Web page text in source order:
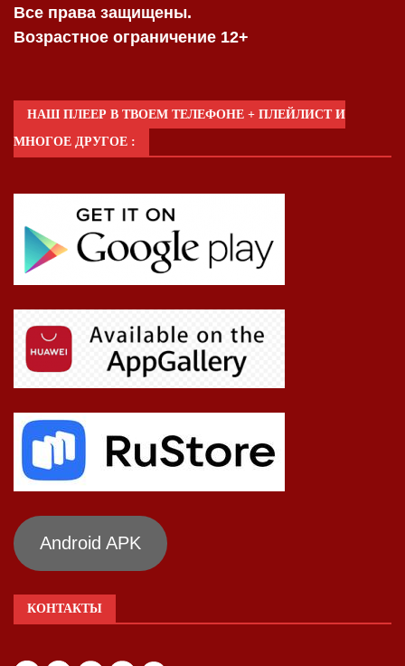
Все права защищены.
Возрастное ограничение 12+
НАШ ПЛЕЕР В ТВОЕМ ТЕЛЕФОНЕ + ПЛЕЙЛИСТ И
МНОГОЕ ДРУГОЕ :
Android APK
КОНТАКТЫ